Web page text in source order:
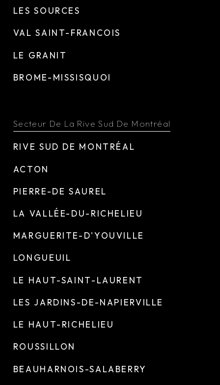
LES SOURCES
VAL SAINT-FRANCOIS
LE GRANIT
BROME-MISSISQUOI
Secteur De La Rive Sud De Montréal
RIVE SUD DE MONTRÉAL
ACTON
PIERRE-DE SAUREL
LA VALLÉE-DU-RICHELIEU
MARGUERITE-D'YOUVILLE
LONGUEUIL
LE HAUT-SAINT-LAURENT
LES JARDINS-DE-NAPIERVILLE
LE HAUT-RICHELIEU
ROUSSILLON
BEAUHARNOIS-SALABERRY